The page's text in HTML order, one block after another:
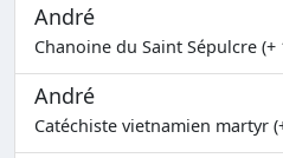
André
Chanoine du Saint Sépulcre (+
André
Catéchiste vietnamien martyr